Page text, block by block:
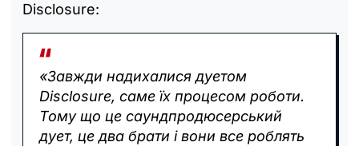
Disclosure:
«Завжди надихалися дуетом
Disclosure, саме їх процесом роботи.
Тому що це саундпродюсерський
дует, це два брати і вони все роблять